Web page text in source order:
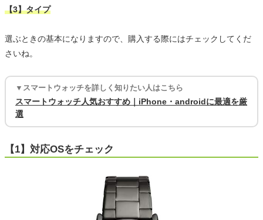
【3】タイプ
選ぶときの基本になりますので、購入する際にはチェックしてくだ
さいね。
▼スマートウォッチを詳しく知りたい人はこちら
スマートウォッチ人気おすすめ｜iPhone・androidに最適を厳
選
【1】対応OSをチェック